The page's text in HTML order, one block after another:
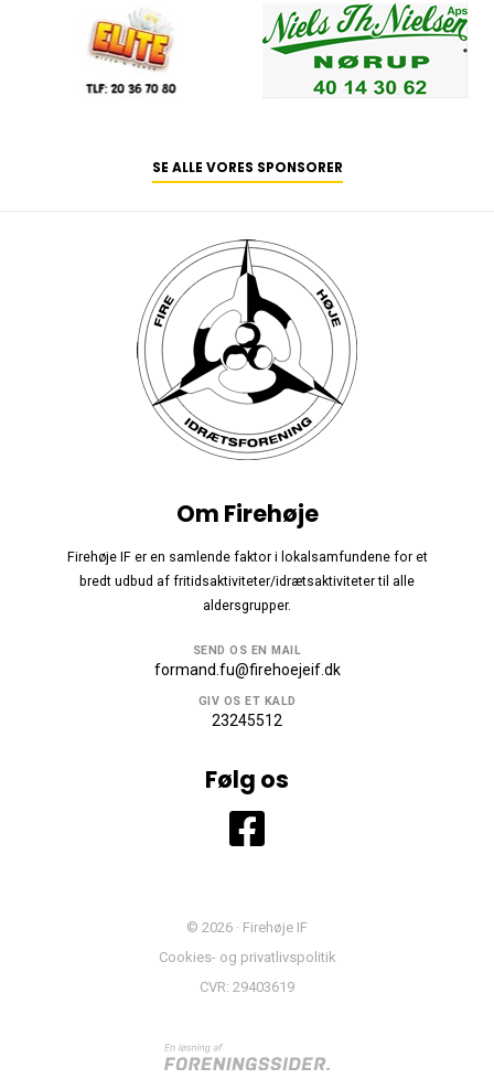
SE ALLE VORES SPONSORER
Om Firehøje
Firehøje IF er en samlende faktor i lokalsamfundene for et
bredt udbud af fritidsaktiviteter/idrætsaktiviteter til alle
aldersgrupper.
SEND OS EN MAIL
formand.fu@firehoejeif.dk
GIV OS ET KALD
23245512
Følg os
© 2026 · Firehøje IF
Cookies- og privatlivspolitik
CVR: 29403619